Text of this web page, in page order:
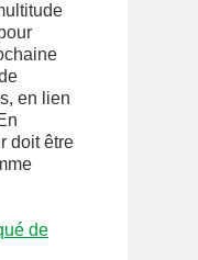
en lien
doit être
de